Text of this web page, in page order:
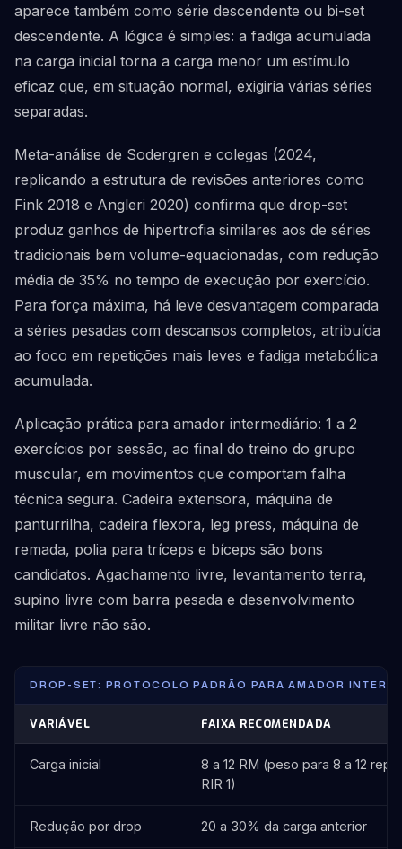
aparece também como série descendente ou bi-set
descendente. A lógica é simples: a fadiga acumulada
na carga inicial torna a carga menor um estímulo
eficaz que, em situação normal, exigiria várias séries
separadas.
Meta-análise de Sodergren e colegas (2024,
replicando a estrutura de revisões anteriores como
Fink 2018 e Angleri 2020) confirma que drop-set
produz ganhos de hipertrofia similares aos de séries
tradicionais bem volume-equacionadas, com redução
média de 35% no tempo de execução por exercício.
Para força máxima, há leve desvantagem comparada
a séries pesadas com descansos completos, atribuída
ao foco em repetições mais leves e fadiga metabólica
acumulada.
Aplicação prática para amador intermediário: 1 a 2
exercícios por sessão, ao final do treino do grupo
muscular, em movimentos que comportam falha
técnica segura. Cadeira extensora, máquina de
panturrilha, cadeira flexora, leg press, máquina de
remada, polia para tríceps e bíceps são bons
candidatos. Agachamento livre, levantamento terra,
supino livre com barra pesada e desenvolvimento
militar livre não são.
DROP-SET: PROTOCOLO PADRÃO PARA AMADOR
VARIÁVEL FAIXA RECOMENDADA
Carga inicial
8 a 12 RM (peso para 8 a 12
RIR 1)
Redução por drop 20 a 30% da carga anterior